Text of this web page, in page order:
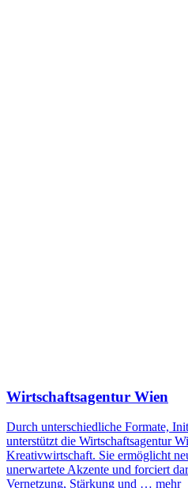
Wirtschaftsagentur Wien
Durch unterschiedliche Formate,
unterstützt die Wirtschaftsagentur
Kreativwirtschaft. Sie ermöglicht
unerwartete Akzente und forciert
Vernetzung, Stärkung und … mehr